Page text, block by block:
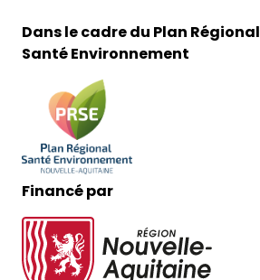
Dans le cadre du Plan Régional
Santé Environnement
Financé par